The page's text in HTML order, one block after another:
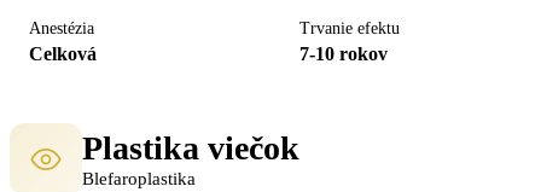
Anestézia
Celková
Trvanie efektu
7-10 rokov
Plastika viečok
Blefaroplastika